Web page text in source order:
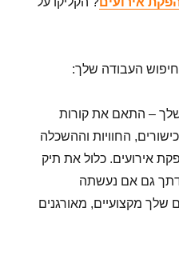
העבודה שלך:
שלך – התאם את קורות
החוויות וההשכלה
אירועים. כלול את תיק
גם אם נעשתה
שלך מקצועיים, מאורגנים